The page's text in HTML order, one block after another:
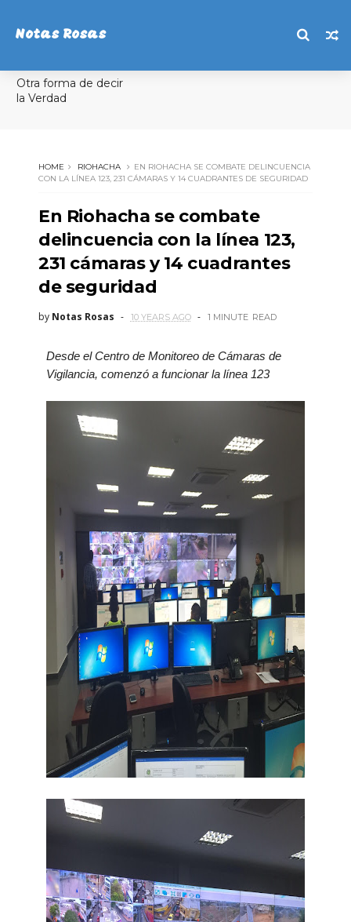
Notas Rosas
Otra forma de decir
la Verdad
HOME RIOHACHA
EN RIOHACHA SE COMBATE DELINCUENCIA
CON LA LÍNEA 123, 231 CÁMARAS Y 14 CUADRANTES DE SEGURIDAD
En Riohacha se combate
delincuencia con la línea 123,
231 cámaras y 14 cuadrantes
de seguridad
by Notas Rosas 10 YEARS AGO 1 MINUTE READ
Desde el Centro de Monitoreo de Cámaras de
Vigilancia, comenzó a funcionarla línea 123